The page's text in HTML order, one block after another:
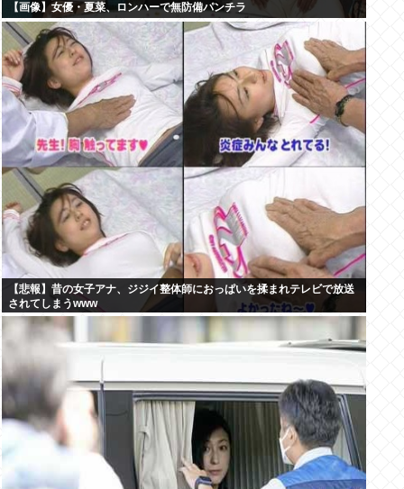
【画像】女優・夏菜、ロンハーで無防備パンチラ
【悲報】昔の女子アナ、ジジイ整体師におっぱいを揉まれテレビで放送
されてしまうwww